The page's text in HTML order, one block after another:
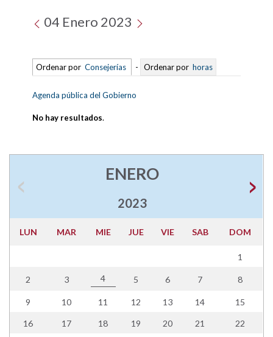
04 Enero 2023
Ordenar por Consejerías - Ordenar por horas
Agenda pública del Gobierno
No hay resultados.
ENERO
2023
LUN MAR MIE JUE VIE SAB DOM
1
2 3 4 5 6 7 8
9 10 11 12 13 14 15
16 17 18 19 20 21 22